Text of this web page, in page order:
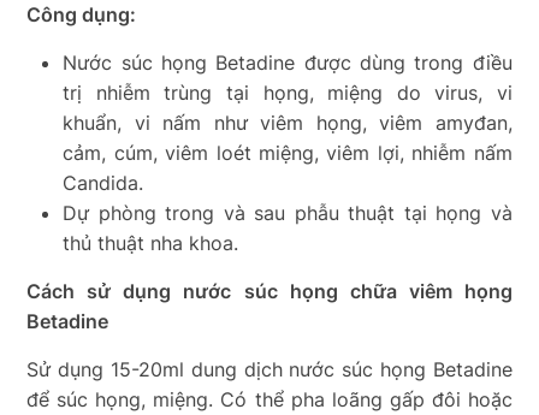
Công dụng:
Nước súc họng Betadine được dùng trong điều
trị nhiễm trùng tại họng, miệng do virus, vi
khuẩn, vi nấm như viêm họng, viêm amyđan,
cảm, cúm, viêm loét miệng, viêm lợi, nhiễm nấm
Candida.
Dự phòng trong và sau phẫu thuật tại họng và
thủ thuật nha khoa.
Cách sử dụng nước súc họng chữa viêm họng
Betadine
Sử dụng 15-20ml dung dịch nước súc họng Betadine
để súc họng, miệng. Có thể pha loãng gấp đôi hoặc